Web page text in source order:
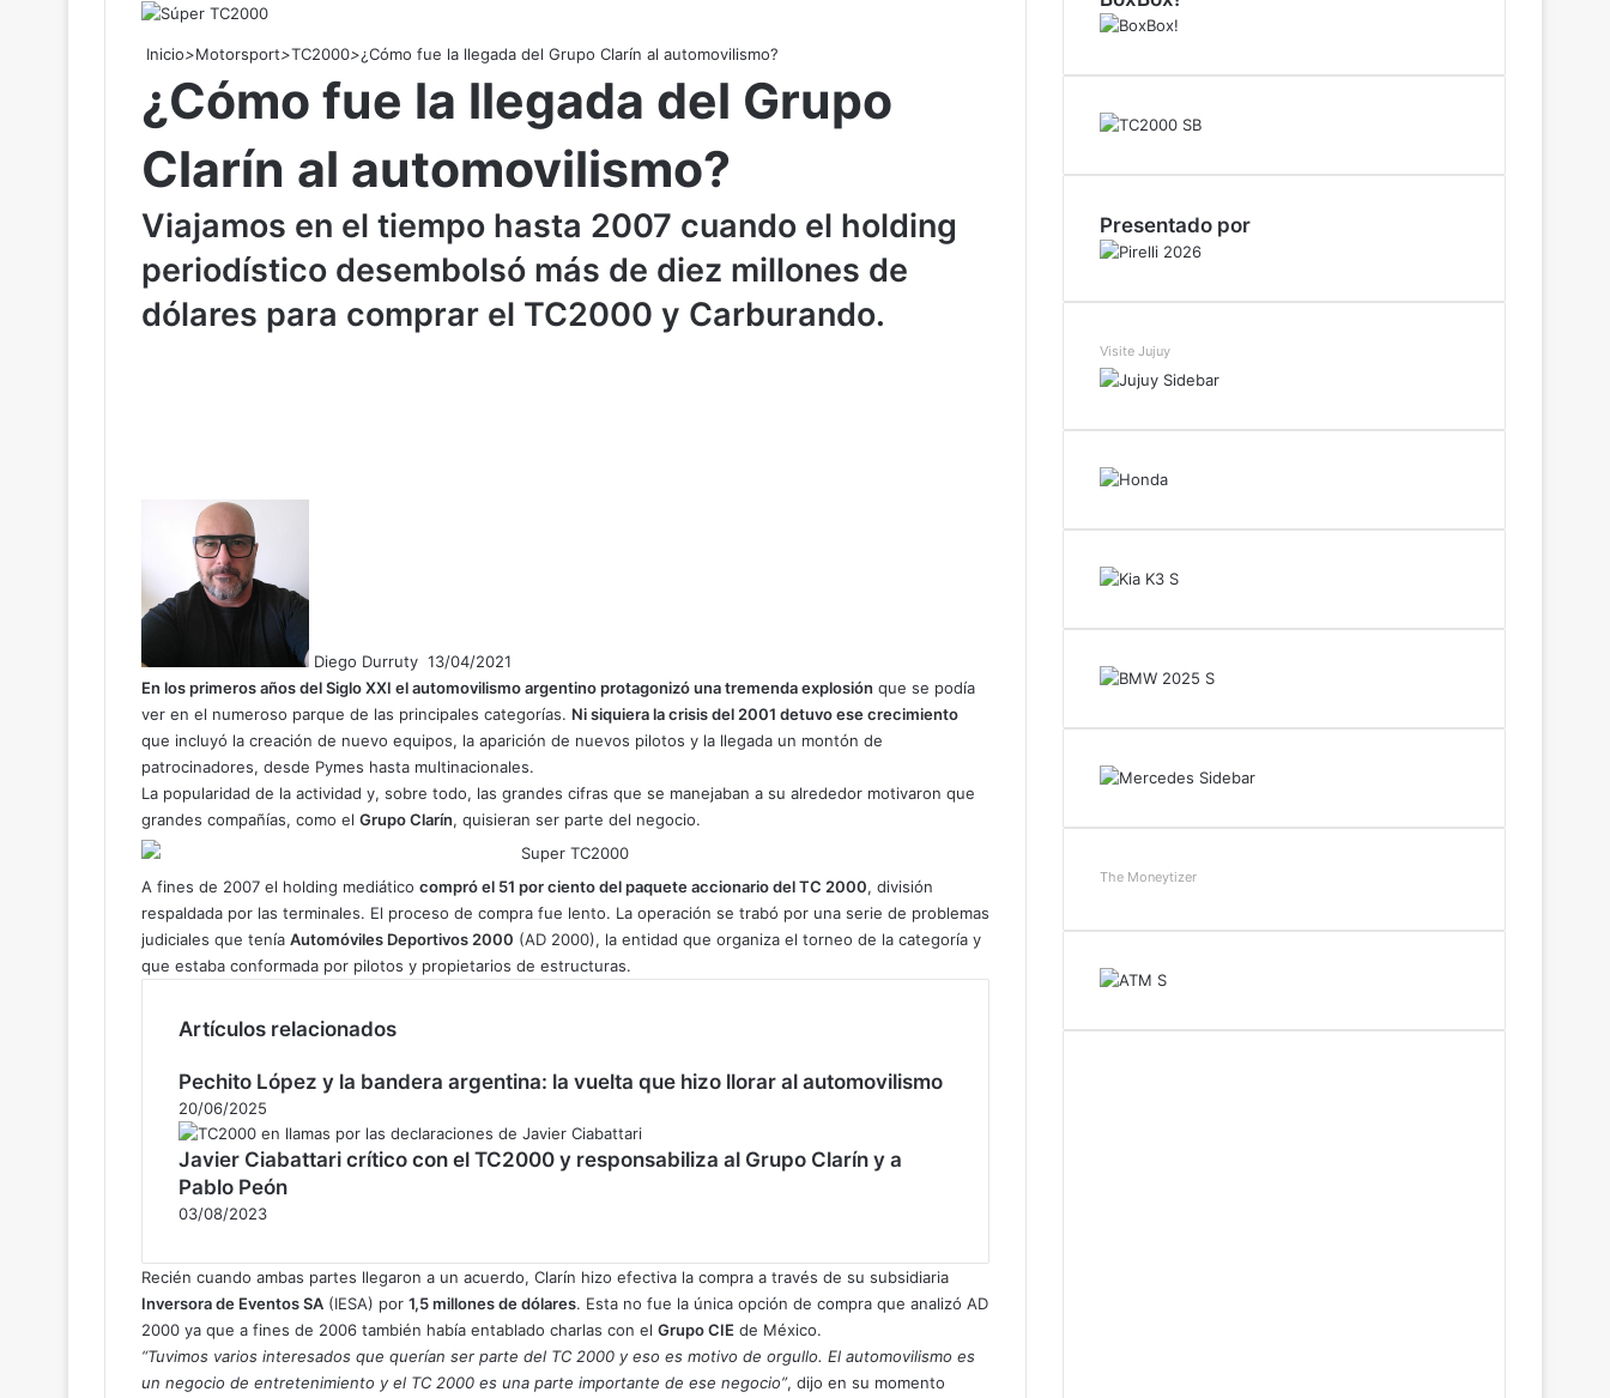
Inicio>Motorsport>TC2000>¿Cómo fue la llegada del Grupo Clarín al automovilismo?
¿Cómo fue la llegada del Grupo
Clarín al automovilismo?
Viajamos en el tiempo hasta 2007 cuando el holding
periodístico desembolsó más de diez millones de
dólares para comprar el TC2000 y Carburando.
Diego Durruty o
n
X
13/04/2021
En los primeros años del Siglo XXI el automovilismo argentino protagonizó una tremenda explosión que se podía
ver en el numeroso parque de las principales categorías. Ni siquiera la crisis del 2001 detuvo ese crecimiento
que incluyó la creación de nuevo equipos, la aparición de nuevos pilotos y la llegada un montón de
patrocinadores, desde Pymes hasta multinacionales.
La popularidad de la actividad y, sobre todo, las grandes cifras que se manejaban a su alrededor motivaron que
grandes compañías, como el Grupo Clarín, quisieran ser parte del negocio.
A fines de 2007 el holding mediático compró el 51 por ciento del paquete accionario del TC 2000, división
respaldada por las terminales. El proceso de compra fue lento. La operación se trabó por una serie de problemas
judiciales que tenía Automóviles Deportivos 2000 (AD 2000), la entidad que organiza el torneo de la categoría y
que estaba conformada por pilotos y propietarios de estructuras.
Artículos relacionados
Pechito López y la bandera argentina: la vuelta que hizo llorar al automovilismo
20/06/2025
Javier Ciabattari crítico con el TC2000 y responsabiliza al Grupo Clarín y a
Pablo Peón
03/08/2023
Recién cuando ambas partes llegaron a un acuerdo, Clarín hizo efectiva la compra a través de su subsidiaria
Inversora de Eventos SA (IESA) por 1,5 millones de dólares. Esta no fue la única opción de compra que analizó AD
2000 ya que a fines de 2006 también había entablado charlas con el Grupo CIE de México.
“Tuvimos varios interesados que querían ser parte del TC 2000 y eso es motivo de orgullo. El automovilismo es
un negocio de entretenimiento y el TC 2000 es una parte importante de ese negocio”, dijo en su momento
Presentado por
Visite Jujuy
The Moneytizer